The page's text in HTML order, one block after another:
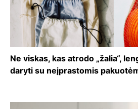
Ne viskas, kas atrodo „žalia“,
daryti su neįprastomis